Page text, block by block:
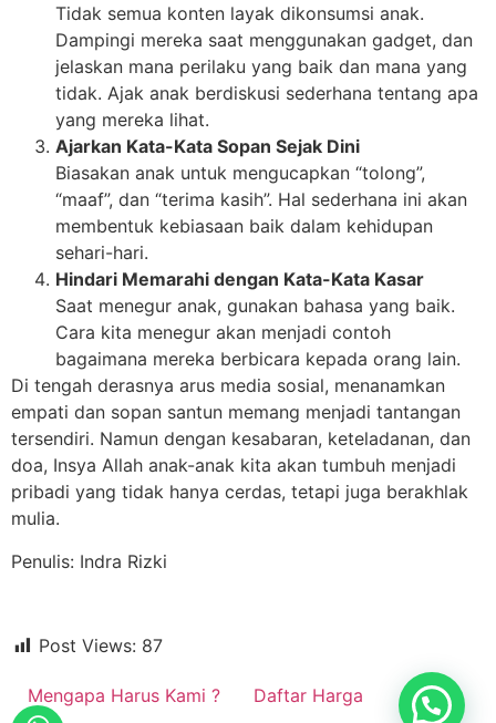
Tidak semua konten layak dikonsumsi anak.
Dampingi mereka saat menggunakan gadget, dan
jelaskan mana perilaku yang baik dan mana yang
tidak. Ajak anak berdiskusi sederhana tentang apa
yang mereka lihat.
Ajarkan Kata-Kata Sopan Sejak Dini
Biasakan anak untuk mengucapkan “tolong”,
“maaf”, dan “terima kasih”. Hal sederhana ini akan
membentuk kebiasaan baik dalam kehidupan
sehari-hari.
Hindari Memarahi dengan Kata-Kata Kasar
Saat menegur anak, gunakan bahasa yang baik.
Cara kita menegur akan menjadi contoh
bagaimana mereka berbicara kepada orang lain.
Di tengah derasnya arus media sosial, menanamkan
empati dan sopan santun memang menjadi tantangan
tersendiri. Namun dengan kesabaran, keteladanan, dan
doa, Insya Allah anak-anak kita akan tumbuh menjadi
pribadi yang tidak hanya cerdas, tetapi juga berakhlak
mulia.
Penulis: Indra Rizki
Post Views: 87
Mengapa Harus Kami ?
Daftar Harga